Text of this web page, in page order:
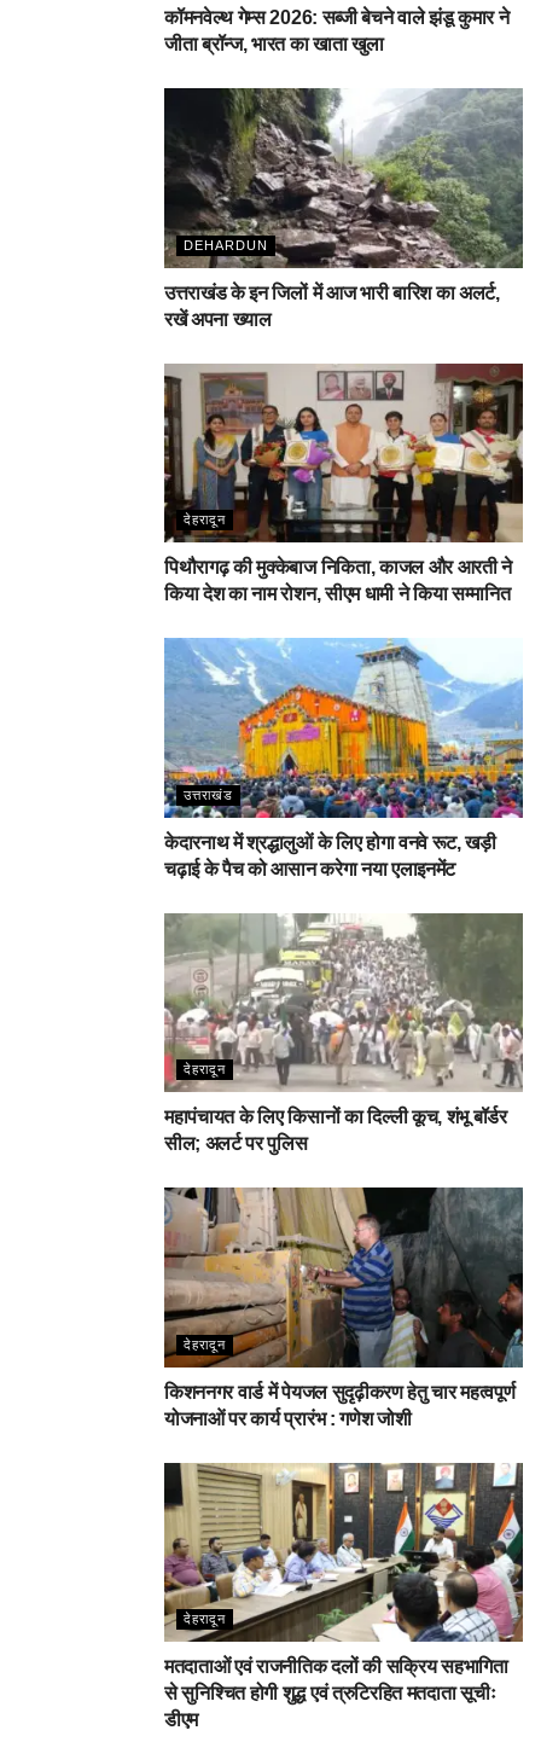
कॉमनवेल्थ गेम्स 2026: सब्जी बेचने वाले झंडू कुमार ने
जीता ब्रॉन्ज, भारत का खाता खुला
DEHARDUN
उत्तराखंड के इन जिलों में आज भारी बारिश का अलर्ट,
रखें अपना ख्याल
देहरादून
पिथौरागढ़ की मुक्केबाज निकिता, काजल और आरती ने
किया देश का नाम रोशन, सीएम धामी ने किया सम्मानित
उत्तराखंड
केदारनाथ में श्रद्धालुओं के लिए होगा वनवे रूट, खड़ी
चढ़ाई के पैच को आसान करेगा नया एलाइनमेंट
देहरादून
महापंचायत के लिए किसानों का दिल्ली कूच, शंभू बॉर्डर
सील; अलर्ट पर पुलिस
देहरादून
किशननगर वार्ड में पेयजल सुदृढ़ीकरण हेतु चार महत्वपूर्ण
योजनाओं पर कार्य प्रारंभ : गणेश जोशी
देहरादून
मतदाताओं एवं राजनीतिक दलों की सक्रिय सहभागिता
से सुनिश्चित होगी शुद्ध एवं त्रुटिरहित मतदाता सूचीः
डीएम